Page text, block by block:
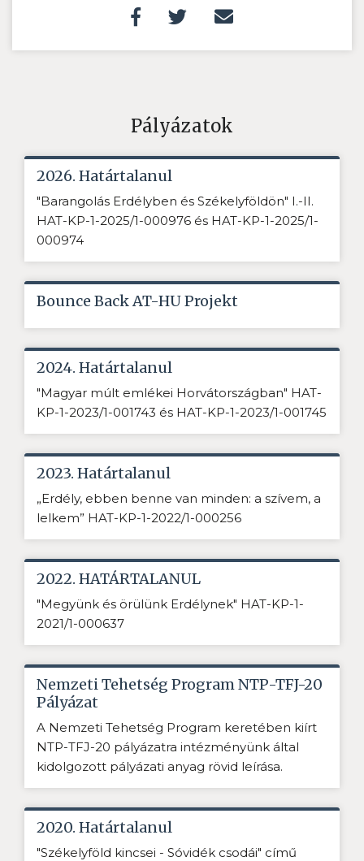
Pályázatok
2026. Határtalanul
"Barangolás Erdélyben és Székelyföldön" I.-II.
HAT-KP-1-2025/1-000976 és HAT-KP-1-2025/1-
000974
Bounce Back AT-HU Projekt
2024. Határtalanul
"Magyar múlt emlékei Horvátországban" HAT-
KP-1-2023/1-001743 és HAT-KP-1-2023/1-001745
2023. Határtalanul
„Erdély, ebben benne van minden: a szívem, a
lelkem” HAT-KP-1-2022/1-000256
2022. HATÁRTALANUL
"Megyünk és örülünk Erdélynek" HAT-KP-1-
2021/1-000637
Nemzeti Tehetség Program NTP-TFJ-20
Pályázat
A Nemzeti Tehetség Program keretében kiírt
NTP-TFJ-20 pályázatra intézményünk által
kidolgozott pályázati anyag rövid leírása.
2020. Határtalanul
"Székelyföld kincsei - Sóvidék csodái" című